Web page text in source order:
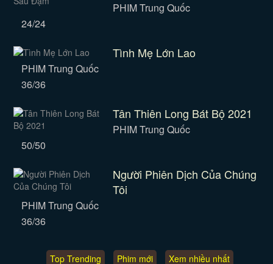
PHIM Trung Quốc
24/24
Tình Mẹ Lớn Lao
PHIM Trung Quốc
36/36
Tân Thiên Long Bát Bộ 2021
PHIM Trung Quốc
50/50
Người Phiên Dịch Của Chúng
Tôi
PHIM Trung Quốc
36/36
Top Trending Phim mới Xem nhiều nhất